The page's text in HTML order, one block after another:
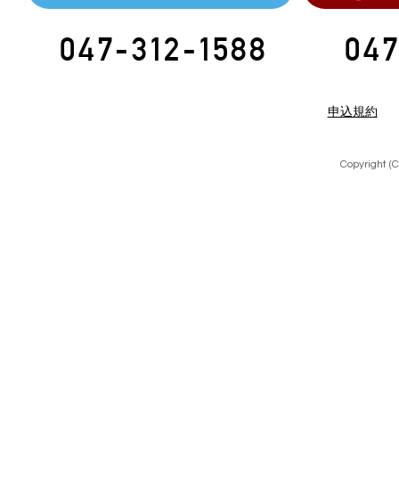
047-312-1588
申込規約
Copyright